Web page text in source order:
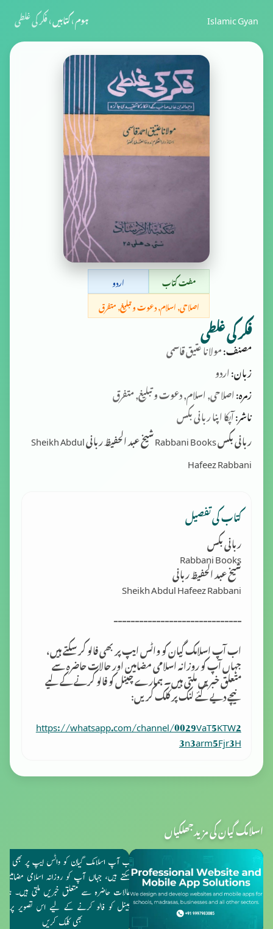
Islamic Gyan ہوم›کتابیں›فکر کی غلطی
مفت کتاب
اردو
اصلاحی, اسلام, دعوت و تبلیغ, متفرق
فکر کی غلطی
مصنف:مولانا عتیق قاسمی
زبان:اردو
زمرہ:اصلاحی, اسلام, دعوت و تبلیغ, متفرق
ناشر:آپکا اپنا ربانی بکس
ربانی بکس Rabbani Books شیخ عبد الحفیظ ربانی Sheikh Abdul
Hafeez Rabbani
کتاب کی تفصیل
ربانی بکس
Rabbani Books
شیخ عبد الحفیظ ربانی
Sheikh Abdul Hafeez Rabbani
------------------------------
اب آپ اسلامک گِیان کو واٹس ایپ پر بھی فالو کر سکتے ہیں،
جہاں آپ کو روزانہ اسلامی مضامین اور حالات حاضرہ سے
متعلق خبریں ملتی ہیں۔ ہمارے چینل کو فالو کرنے کے لیے
نیچے دیے گئے لنک پر کلک کریں:
https://whatsapp.com/channel/0029VaT5KTW2
3n3arm5Fjr3H
اسلامک گیان کی مزید جھلکیاں